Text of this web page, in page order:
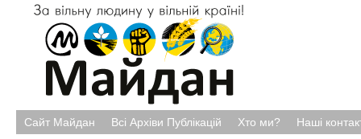
Сайт Майдан Всі Архіви Публікацій Хто ми? Наші